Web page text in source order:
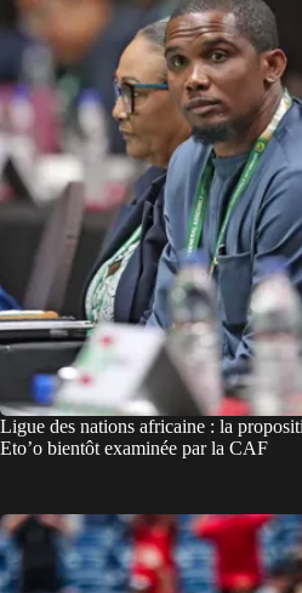
Ligue des nations africaine : la
Eto’o bientôt examinée par la CAF